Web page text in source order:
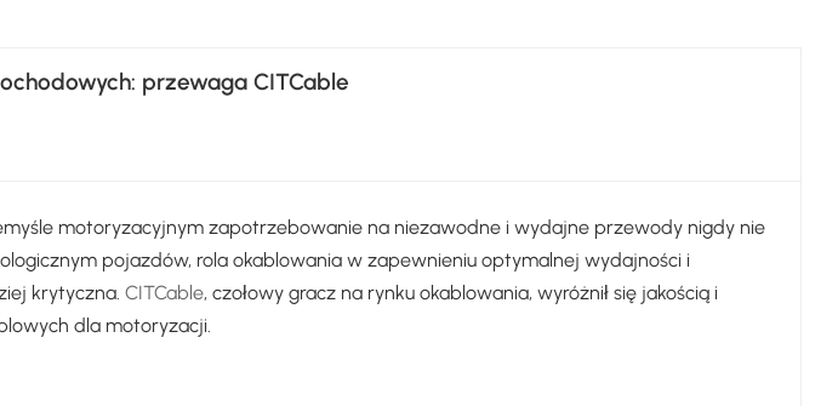
przewaga CITCable
motoryzacyjnym zapotrzebowanie na niezawodne i wydajne przewody nigdy nie
pojazdów, rola okablowania w zapewnieniu optymalnej wydajności i
krytyczna. CITCable, czołowy gracz na rynku okablowania, wyróżnił się jakością i
dla motoryzacji.